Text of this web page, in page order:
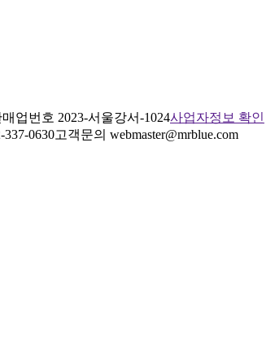
업번호 2023-서울강서-1024사업자정보 확인
337-0630고객문의 webmaster@mrblue.com